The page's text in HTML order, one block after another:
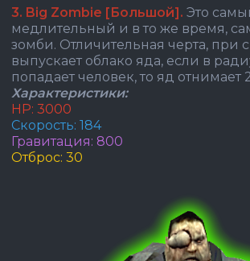
3. Big Zombie [Большой]. Это
медлительный и в то же время,
зомби. Отличительная черта, при
выпускает облако яда, если в
попадает человек, то яд отнимает
Характеристики:
HP: 3000
Скорость: 184
Гравитация: 800
Отброс: 30